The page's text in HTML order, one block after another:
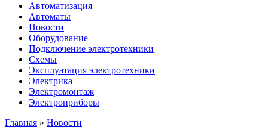
Автоматизация
Автоматы
Новости
Оборудование
Подключение электротехники
Схемы
Эксплуатация электротехники
Электрика
Электромонтаж
Электроприборы
Главная » Новости